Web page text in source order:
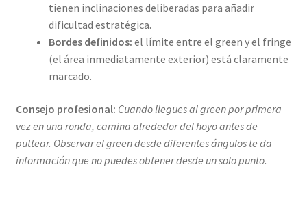
tienen inclinaciones deliberadas para añadir
dificultad estratégica.
Bordes definidos: el límite entre el green y el fringe
(el área inmediatamente exterior) está claramente
marcado.
Consejo profesional: Cuando llegues al green por primera
vez en una ronda, camina alrededor del hoyo antes de
puttear. Observar el green desde diferentes ángulos te da
información que no puedes obtener desde un solo punto.